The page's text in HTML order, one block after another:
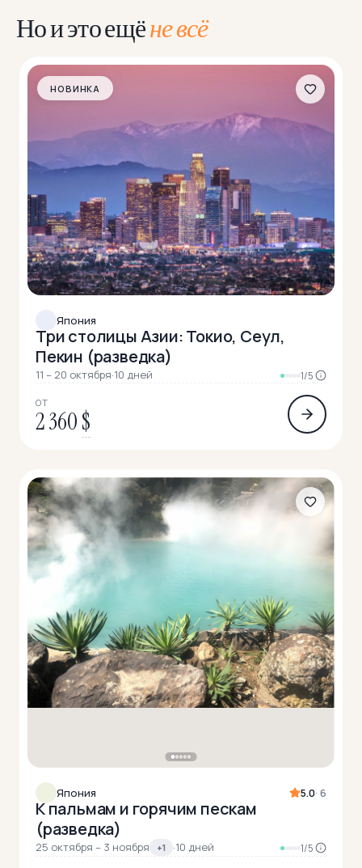
Но и это ещёне всё
НОВИНКА
Япония
Три столицы Азии: Токио, Сеул,
Пекин (разведка)
11 – 20 октября·10 дней 1/5
ОТ
2 360$
Япония 5.0· 6
К пальмам и горячим пескам
(разведка)
25 октября – 3 ноября +1 ·10 дней 1/5